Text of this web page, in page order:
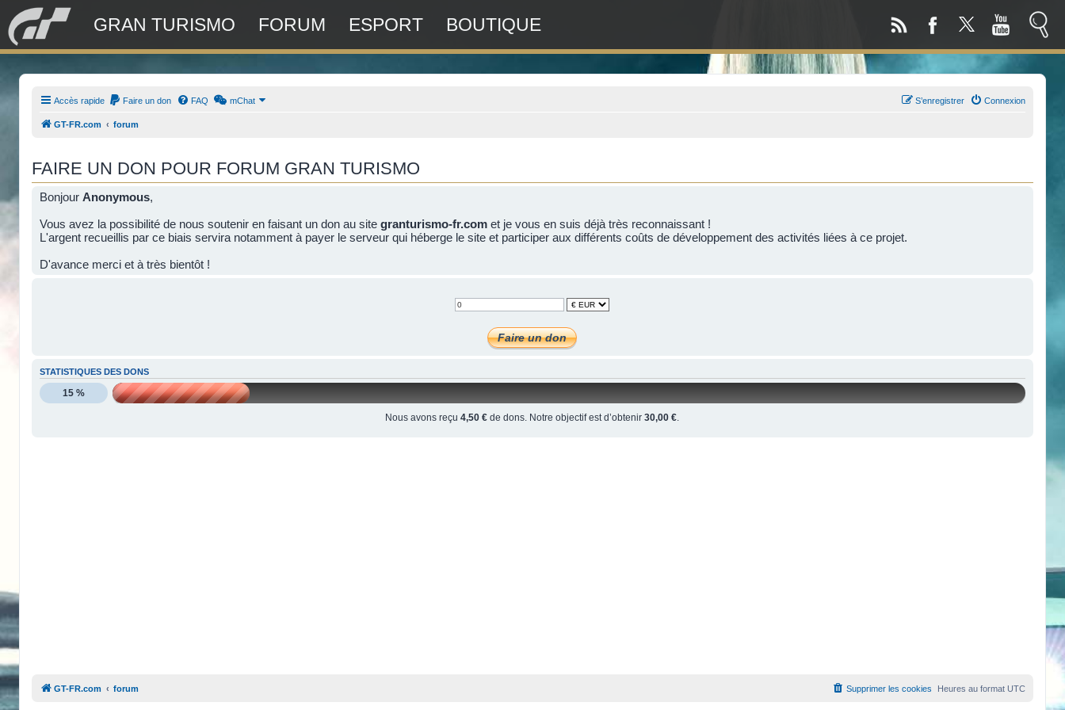
GRAN TURISMO FORUM ESPORT BOUTIQUE
Accès rapide Faire un don FAQ mChat Connexion
S’enregistrer
GT-FR.com forum
FAIRE UN DON POUR FORUM GRAN TURISMO
BonjourAnonymous,
Vous avez la possibilité de nous soutenir en faisant un don au sitegranturismo-fr.com et je vous en suis déjà très reconnaissant !
L'argent recueillis par ce biais servira notamment à payer le serveur qui héberge le site et participer aux différents coûts de développement des activités liées à ce projet.
D'avance merci et à très bientôt !
STATISTIQUES DES DONS
15 %
Nous avons reçu4,50 € de dons. Notre objectif est d’obtenir30,00 €.
GT-FR.com forum Heures au format UTC
Supprimer les cookies